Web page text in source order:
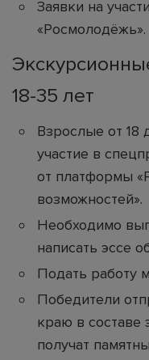
Заявки на
«Росмолодёжь».
18-35 лет
Взрослые от 18
участие в
от платформы
возможностей».
Необходимо
написать эссе
Подать работу
Победители
краю в составе
получат